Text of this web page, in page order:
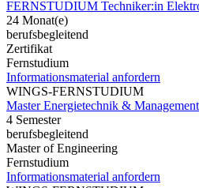
FERNSTUDIUM Techniker:in
24 Monat(e)
berufsbegleitend
Zertifikat
Fernstudium
Informationsmaterial anfordern
WINGS-FERNSTUDIUM
Master Energietechnik &
4 Semester
berufsbegleitend
Master of Engineering
Fernstudium
Informationsmaterial anfordern